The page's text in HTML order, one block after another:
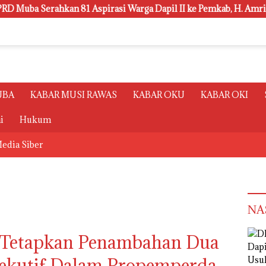
81 Aspirasi Warga Dapil II ke Pemkab, H. Amri Andi
KABAR MUSI RAWAS KABAR OKU KABAR OKI
Hukum
Siber
Penambahan Dua